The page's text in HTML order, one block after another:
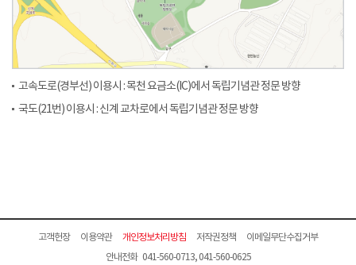
고속도로(경부선) 이용시 : 목천 요금소(IC)에서 독립기념관 정문 방향
국도(21번) 이용시 : 신계 교차로에서 독립기념관 정문 방향
고객헌장 이용약관 개인정보처리방침 저작권정책
이메일무단수집거부
안내전화 041-560-0713, 041-560-0625